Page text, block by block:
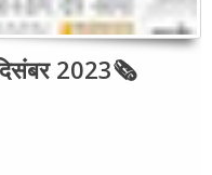
2023🗞